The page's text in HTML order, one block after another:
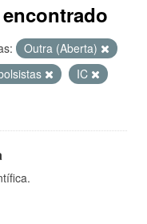
Outra (Aberta)
IC